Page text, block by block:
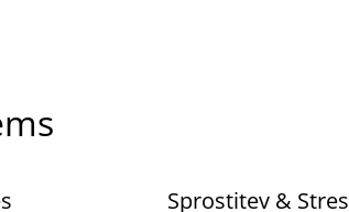
%
Sprostitev & Stres